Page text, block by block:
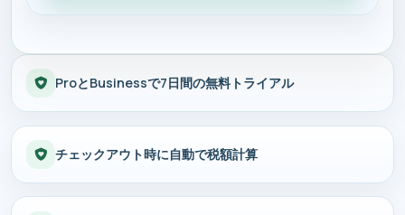
ProとBusinessで7日間の無料トライアル
チェックアウト時に自動で税額計算